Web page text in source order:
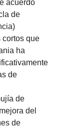
acuerdo
de
cortos que
ha
de
de
del
de